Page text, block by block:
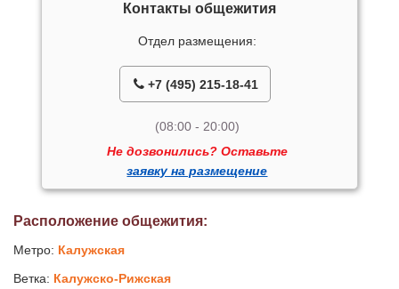
Контакты общежития
Отдел размещения:
+7 (495) 215-18-41
(08:00 - 20:00)
Не дозвонились? Оставьте
заявку на размещение
Расположение общежития:
Метро: Калужская
Ветка: Калужско-Рижская